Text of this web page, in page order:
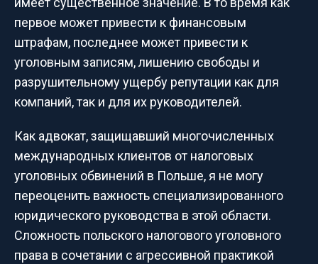
первое может привести к финансовым
штрафам, последнее может привести к
уголовным записям, лишению свободы и
разрушительному ущербу репутации как для
компаний, так и для их руководителей.
Как адвокат, защищавший многочисленных
международных клиентов от налоговых
уголовных обвинений в Польше, я не могу
переоценить важность специализированного
юридического руководства в этой области.
Сложность польского налогового уголовного
права в сочетании с агрессивной практикой